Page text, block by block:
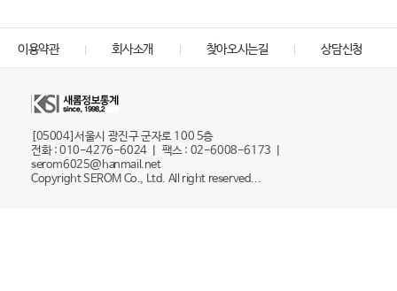
이용약관 회사소개 찾아오시는길 상담신청
[05004]서울시 광진구 군자로 100 5층
전화 : 010-4276-6024 ㅣ 팩스 : 02-6008-6173 ㅣ
serom6025@hanmail.net
Copyright SEROM Co., Ltd. All right reserved...